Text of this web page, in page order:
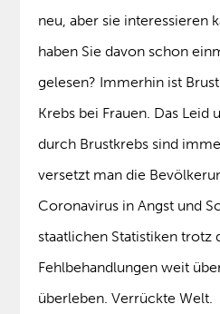
neu, aber sie interessieren
haben Sie davon schon
gelesen? Immerhin ist
Krebs bei Frauen. Das Leid
durch Brustkrebs sind
versetzt man die
Coronavirus in Angst und
staatlichen Statistiken trotz
Fehlbehandlungen weit
überleben. Verrückte Welt.